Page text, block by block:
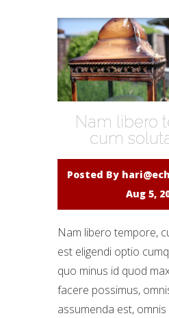
Nam libero
cum
Posted By
Aug 5,
Nam libero tempore,
est eligendi optio
quo minus id quod
facere possimus,
assumenda est,